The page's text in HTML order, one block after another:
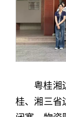
粤桂湘
桂、湘三省